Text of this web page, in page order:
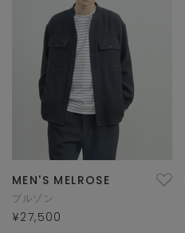
MEN'S MELROSE
ブルゾン
¥27,500